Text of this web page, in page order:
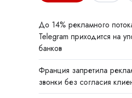
До 14% рекламного
Telegram приходится на
банков
Франция запретила
звонки без согласия